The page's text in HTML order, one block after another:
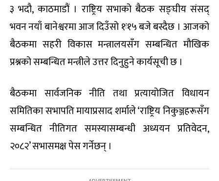
३ भदौ, काठमाडौं । राष्ट्रिय सभाको बैठक सङ्घीय संसद्
भवन नयाँ बानेश्वरमा आज दिउँसो १ः१५ बजे बस्दैछ । आजको
बैठकमा सहरी विकास मन्त्रालयसँग सम्बन्धित मौखिक
प्रश्नको सम्बन्धित मन्त्रीले उत्तर दिनुहुने कार्यसूची छ ।
बैठकमा सार्वजनिक नीति तथा प्रत्यायोजित विधायन
समितिका सभापति मायाप्रसाद शर्माले ‘राष्ट्रिय निकुञ्जहरूसँग
सम्बन्धित नीतिगत समस्यासम्बन्धी अध्ययन प्रतिवेदन,
२०८२’ सभासमक्ष पेस गर्नेछन् ।